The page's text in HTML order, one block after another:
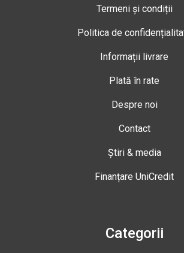
Termeni și condiții
Politica de
Informații livrare
Plată în rate
Despre noi
Contact
Știri & media
Finanțare UniCredit
Categorii